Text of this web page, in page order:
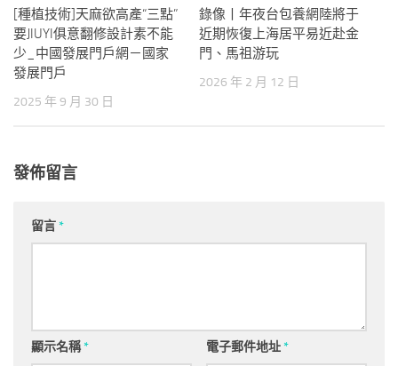
[種植技術]天麻欲高產“三點”
要JIUYI俱意翻修設計素不能
少_中國發展門戶網－國家
發展門戶
2025 年 9 月 30 日
錄像丨年夜台包養網陸將于
近期恢復上海居平易近赴金
門、馬祖游玩
2026 年 2 月 12 日
發佈留言
留言*
顯示名稱* 電子郵件地址*